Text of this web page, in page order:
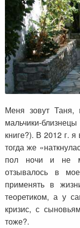
Меня зовут
мальчики-
книге?). В 2012 г.
тогда же
пол ночи и не
отзывалось в
применять в
теоретиком, а у
кризис, с
тоже?.